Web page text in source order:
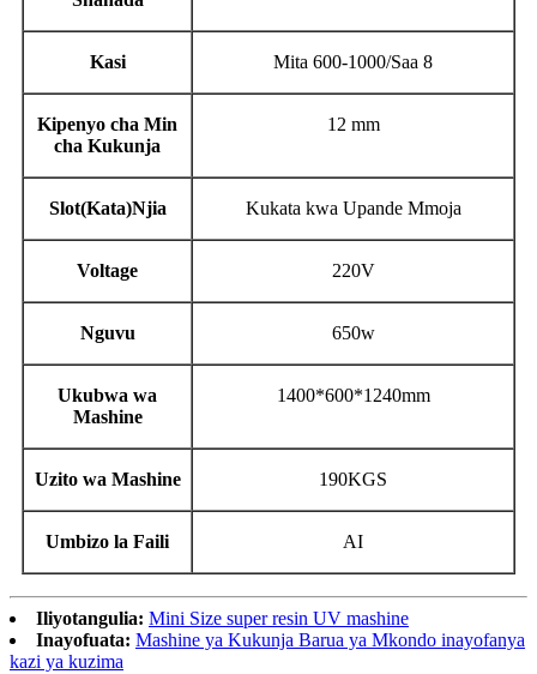
Kasi Mita 600-1000/Saa 8
Kipenyo cha Min
cha Kukunja
12 mm
Slot(Kata)Njia Kukata kwa Upande Mmoja
Voltage 220V
Nguvu 650w
Ukubwa wa
Mashine
1400*600*1240mm
Uzito wa Mashine 190KGS
Umbizo la Faili AI
Iliyotangulia: Mini Size super resin UV mashine
Inayofuata: Mashine ya Kukunja Barua ya Mkondo inayofanya
kazi ya kuzima